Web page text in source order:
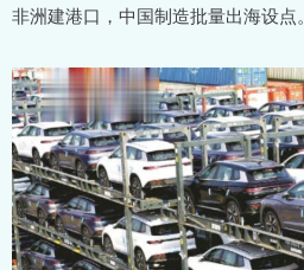
非洲建港口，中国制造批量出海设点。